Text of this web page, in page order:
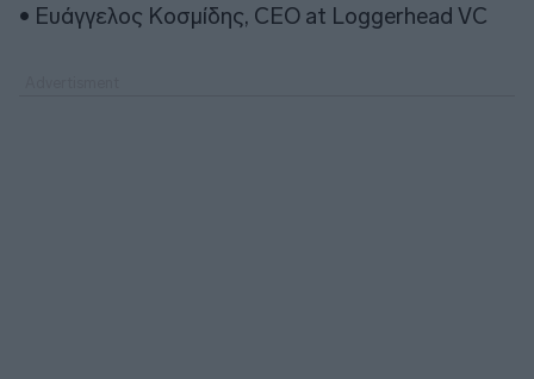
• Ευάγγελος Κοσμίδης, CEO at Loggerhead VC